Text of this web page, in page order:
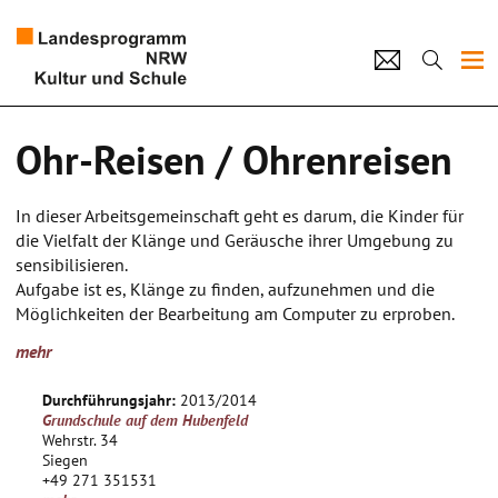
Künstlerpool
Schulen
Kultur und Schule
Ohr-Reisen / Ohrenreisen
In dieser Arbeitsgemeinschaft geht es darum, die Kinder für
die Vielfalt der Klänge und Geräusche ihrer Umgebung zu
sensibilisieren.
Aufgabe ist es, Klänge zu finden, aufzunehmen und die
Möglichkeiten der Bearbeitung am Computer zu erproben.
Ideen, wie aus ihrem Material ein Hörspiel, eine
Auch Formen der Performance oder der Einsatz von
Videoprojekten können eingebunden werden.
Die Produktionen werden in kleinen Teams erdacht,
konzipiert und produziert.
mehr
Durchführungsjahr: 2013/2014
Grundschule auf dem Hubenfeld
Wehrstr. 34
Siegen
+49 271 351531